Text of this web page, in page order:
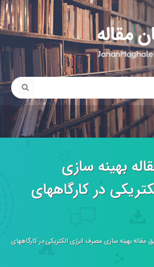
بهینه سازی
در کارگاههای
مقاله بهینه سازی مصرف انرژی الکتریکی در کارگاههای